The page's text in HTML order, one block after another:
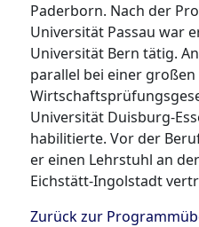
Paderborn. Nach der
Universität Passau war
Universität Bern tätig.
parallel bei einer großen
Universität Duisburg-
habilitierte. Vor der
er einen Lehrstuhl an
Eichstätt-Ingolstadt
Zurück zur